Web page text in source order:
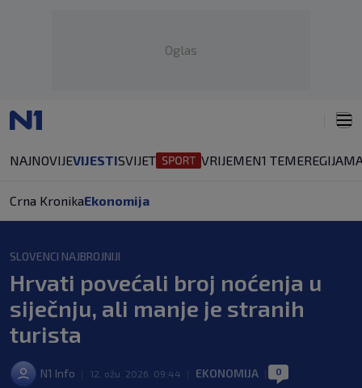
Oglas
NAJNOVIJEVIJESTISVIJET VRIJEMEN1 TEMEREGIJA
Crna KronikaEkonomija
SLOVENCI NAJBROJNIJI
Hrvati povećali broj noćenja u
siječnju, ali manje je stranih
turista
N1 Info 12. ožu. 2026. 09:44 EKONOMIJA 0